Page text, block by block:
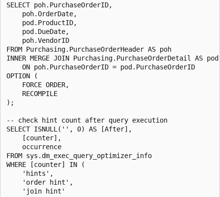
SELECT poh.PurchaseOrderID,
    poh.OrderDate,
    pod.ProductID,
    pod.DueDate,
    poh.VendorID
FROM Purchasing.PurchaseOrderHeader AS poh
INNER MERGE JOIN Purchasing.PurchaseOrderDetail AS pod
    ON poh.PurchaseOrderID = pod.PurchaseOrderID
OPTION (
    FORCE ORDER,
    RECOMPILE
);
-- check hint count after query execution
SELECT ISNULL('', 0) AS [After],
    [counter],
    occurrence
FROM sys.dm_exec_query_optimizer_info
WHERE [counter] IN (
    'hints',
    'order hint',
    'join hint'